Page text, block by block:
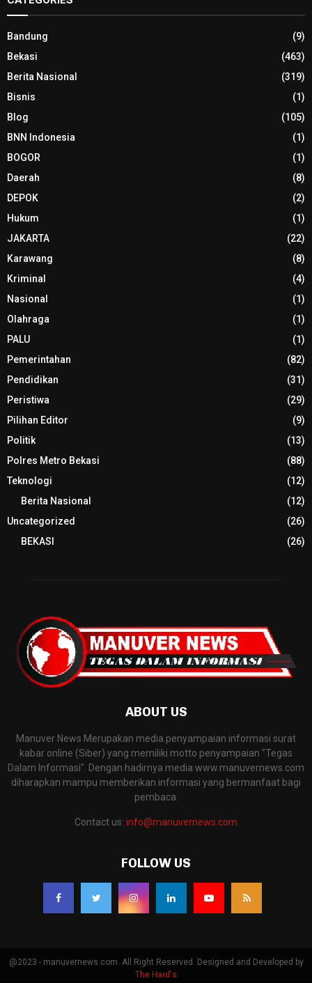
Bandung
(9)
Bekasi
(463)
Berita Nasional
(319)
Bisnis
(1)
Blog
(105)
BNN Indonesia
(1)
BOGOR
(1)
Daerah
(8)
DEPOK
(2)
Hukum
(1)
JAKARTA
(22)
Karawang
(8)
Kriminal
(4)
Nasional
(1)
Olahraga
(1)
PALU
(1)
Pemerintahan
(82)
Pendidikan
(31)
Peristiwa
(29)
Pilihan Editor
(9)
Politik
(13)
Polres Metro Bekasi
(88)
Teknologi
(12)
Berita Nasional
(12)
Uncategorized
(26)
BEKASI
(26)
ABOUT US
Manuver News Merupakan media penyampaian informasi surat
kabar online (Siber) yang memiliki motto penyampaian "Tegas
Dalam Informasi". Dengan hadirnya media www.manuvernews.com
diharapkan mampu memberikan informasi yang bermanfaat bagi
pembaca.
Contact us: info@manuvernews.com
FOLLOW US
@2023 - manuvernews.com. All Right Reserved. Designed and Developed by
The Hard's